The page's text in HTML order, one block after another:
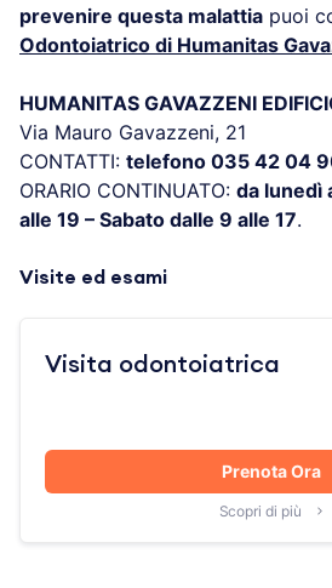
prevenire questa malattia puoi
Odontoiatrico di Humanitas
HUMANITAS GAVAZZENI
Via Mauro Gavazzeni, 21
CONTATTI: telefono 035 42 04
ORARIO CONTINUATO: da lunedì
alle 19 – Sabato dalle 9 alle 17.
Visite ed esami
Visita odontoiatrica
Prenota Ora
Scopri di più